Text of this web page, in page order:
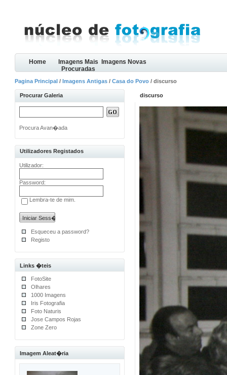
Home
Imagens Mais
Procuradas
Imagens Novas
Pagina Principal /Imagens Antigas /Casa do Povo / discurso
Procurar Galeria
Procura Avan�ada
Utilizadores Registados
Utilizador:
Password:
Lembra-te de mim.
Esqueceu a password?
Registo
Links �teis
FotoSite
Olhares
1000 Imagens
Iris Fotografia
Foto Naturis
Jose Campos Rojas
Zone Zero
Imagem Aleat�ria
discurso